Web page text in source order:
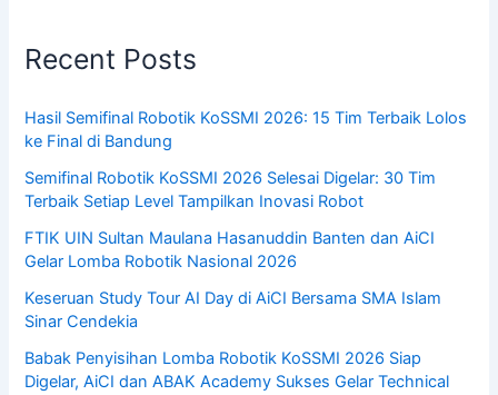
Recent Posts
Hasil Semifinal Robotik KoSSMI 2026: 15 Tim Terbaik Lolos
ke Final di Bandung
Semifinal Robotik KoSSMI 2026 Selesai Digelar: 30 Tim
Terbaik Setiap Level Tampilkan Inovasi Robot
FTIK UIN Sultan Maulana Hasanuddin Banten dan AiCI
Gelar Lomba Robotik Nasional 2026
Keseruan Study Tour AI Day di AiCI Bersama SMA Islam
Sinar Cendekia
Babak Penyisihan Lomba Robotik KoSSMI 2026 Siap
Digelar, AiCI dan ABAK Academy Sukses Gelar Technical